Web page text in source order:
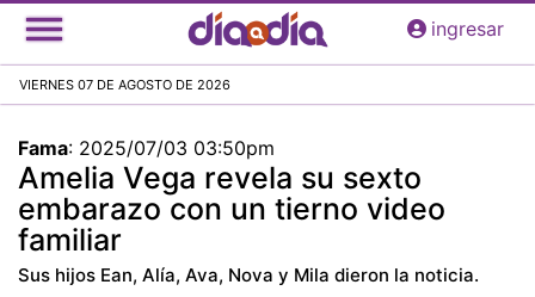
Pasar
al
principal
ingresar
VIERNES 07 DE AGOSTO DE 2026
Fama: 2025/07/03 03:50pm
Amelia Vega revela su sexto
embarazo con un tierno video
familiar
Sus hijos Ean, Alía, Ava, Nova y Mila dieron la noticia.